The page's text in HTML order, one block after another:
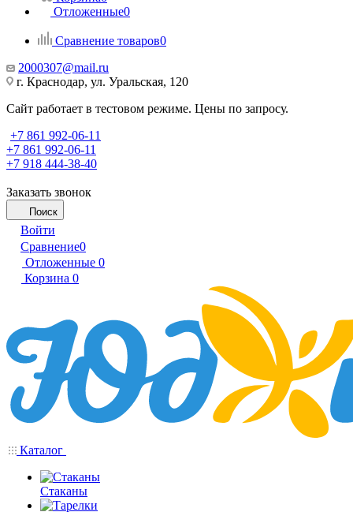
Отложенные0
Сравнение товаров0
2000307@mail.ru
г. Краснодар, ул. Уральская, 120
Сайт работает в тестовом режиме. Цены по запросу.
+7 861 992-06-11
+7 861 992-06-11
+7 918 444-38-40
Заказать звонок
Поиск
Войти
Сравнение0
Отложенные 0
Корзина 0
Каталог
Стаканы